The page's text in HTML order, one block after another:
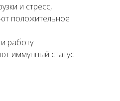
и стресс,
положительное
работу
иммунный статус